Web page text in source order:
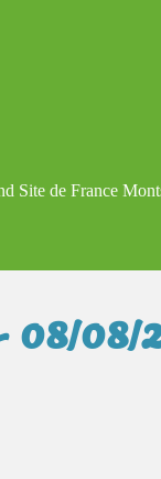
Site de France
08/08/